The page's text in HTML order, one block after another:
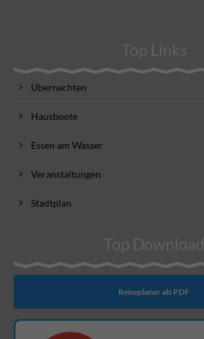
Top Links
Übernachten
Hausboote
Essen am Wasser
Veranstaltungen
Stadtplan
Top Download
Reiseplaner als PDF